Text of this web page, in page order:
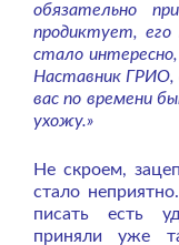
обязательно
продиктует, его
стало
Наставник ГРИО,
вас по времени
ухожу.»
Не скроем,
стало
писать есть
приняли уже